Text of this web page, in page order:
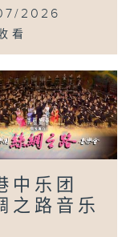
2026
看
中乐团
之路音乐